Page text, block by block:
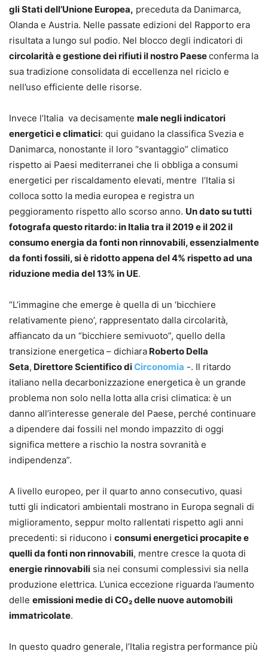
gli Stati dell’Unione Europea, preceduta da Danimarca,
Olanda e Austria. Nelle passate edizioni del Rapporto era
risultata a lungo sul podio. Nel blocco degli indicatori di
circolarità e gestione dei rifiuti il nostro Paeseconferma la
sua tradizione consolidata di eccellenza nel riciclo e
nell’uso efficiente delle risorse.
Invece l’Italia va decisamente male negli indicatori
energetici e climatici: qui guidano la classifica Svezia e
Danimarca, nonostante il loro “svantaggio” climatico
rispetto ai Paesi mediterranei che li obbliga a consumi
energetici per riscaldamento elevati, mentre l’Italia si
colloca sotto la media europea e registra un
peggioramento rispetto allo scorso anno. Un dato su tutti
fotografa questo ritardo: in Italia tra il 2019 e il 202 il
consumo energia da fonti non rinnovabili, essenzialmente
da fonti fossili, si è ridotto appena del 4% rispetto ad una
riduzione media del 13% in UE.
“L’immagine che emerge è quella di un ‘bicchiere
relativamente pieno’, rappresentato dalla circolarità,
affiancato da un “bicchiere semivuoto”, quello della
transizione energetica – dichiara Roberto Della
Seta, Direttore Scientifico diCirconomia -. Il ritardo
italiano nella decarbonizzazione energetica è un grande
problema non solo nella lotta alla crisi climatica: è un
danno all’interesse generale del Paese, perché continuare
a dipendere dai fossili nel mondo impazzito di oggi
significa mettere a rischio la nostra sovranità e
indipendenza”.
A livello europeo, per il quarto anno consecutivo, quasi
tutti gli indicatori ambientali mostrano in Europa segnali di
miglioramento, seppur molto rallentati rispetto agli anni
precedenti: si riducono i consumi energetici procapite e
quelli da fonti non rinnovabili, mentre cresce la quota di
energie rinnovabili sia nei consumi complessivi sia nella
produzione elettrica. L’unica eccezione riguarda l’aumento
delle emissioni medie di CO₂ delle nuove automobili
immatricolate.
In questo quadro generale, l’Italia registra performance più